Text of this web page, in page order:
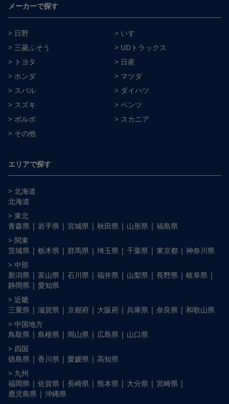
メーカーで探す
> 日野
> いすゞ
> 三菱ふそう
> UDトラックス
> トヨタ
> 日産
> ホンダ
> マツダ
> スバル
> ダイハツ
> スズキ
> ベンツ
> ボルボ
> スカニア
> その他
エリアで探す
> 北海道
北海道
> 東北
青森県 | 岩手県 | 宮城県 | 秋田県 | 山形県 | 福島県
> 関東
茨城県 | 栃木県 | 群馬県 | 埼玉県 | 千葉県 | 東京都 | 神奈川県
> 中部
新潟県 | 富山県 | 石川県 | 福井県 | 山梨県 | 長野県 | 岐阜県 |
静岡県 | 愛知県
> 近畿
三重県 | 滋賀県 | 京都府 | 大阪府 | 兵庫県 | 奈良県 | 和歌山県
> 中国地方
鳥取県 | 島根県 | 岡山県 | 広島県 | 山口県
> 四国
徳島県 | 香川県 | 愛媛県 | 高知県
> 九州
福岡県 | 佐賀県 | 長崎県 | 熊本県 | 大分県 | 宮崎県 |
鹿児島県 | 沖縄県